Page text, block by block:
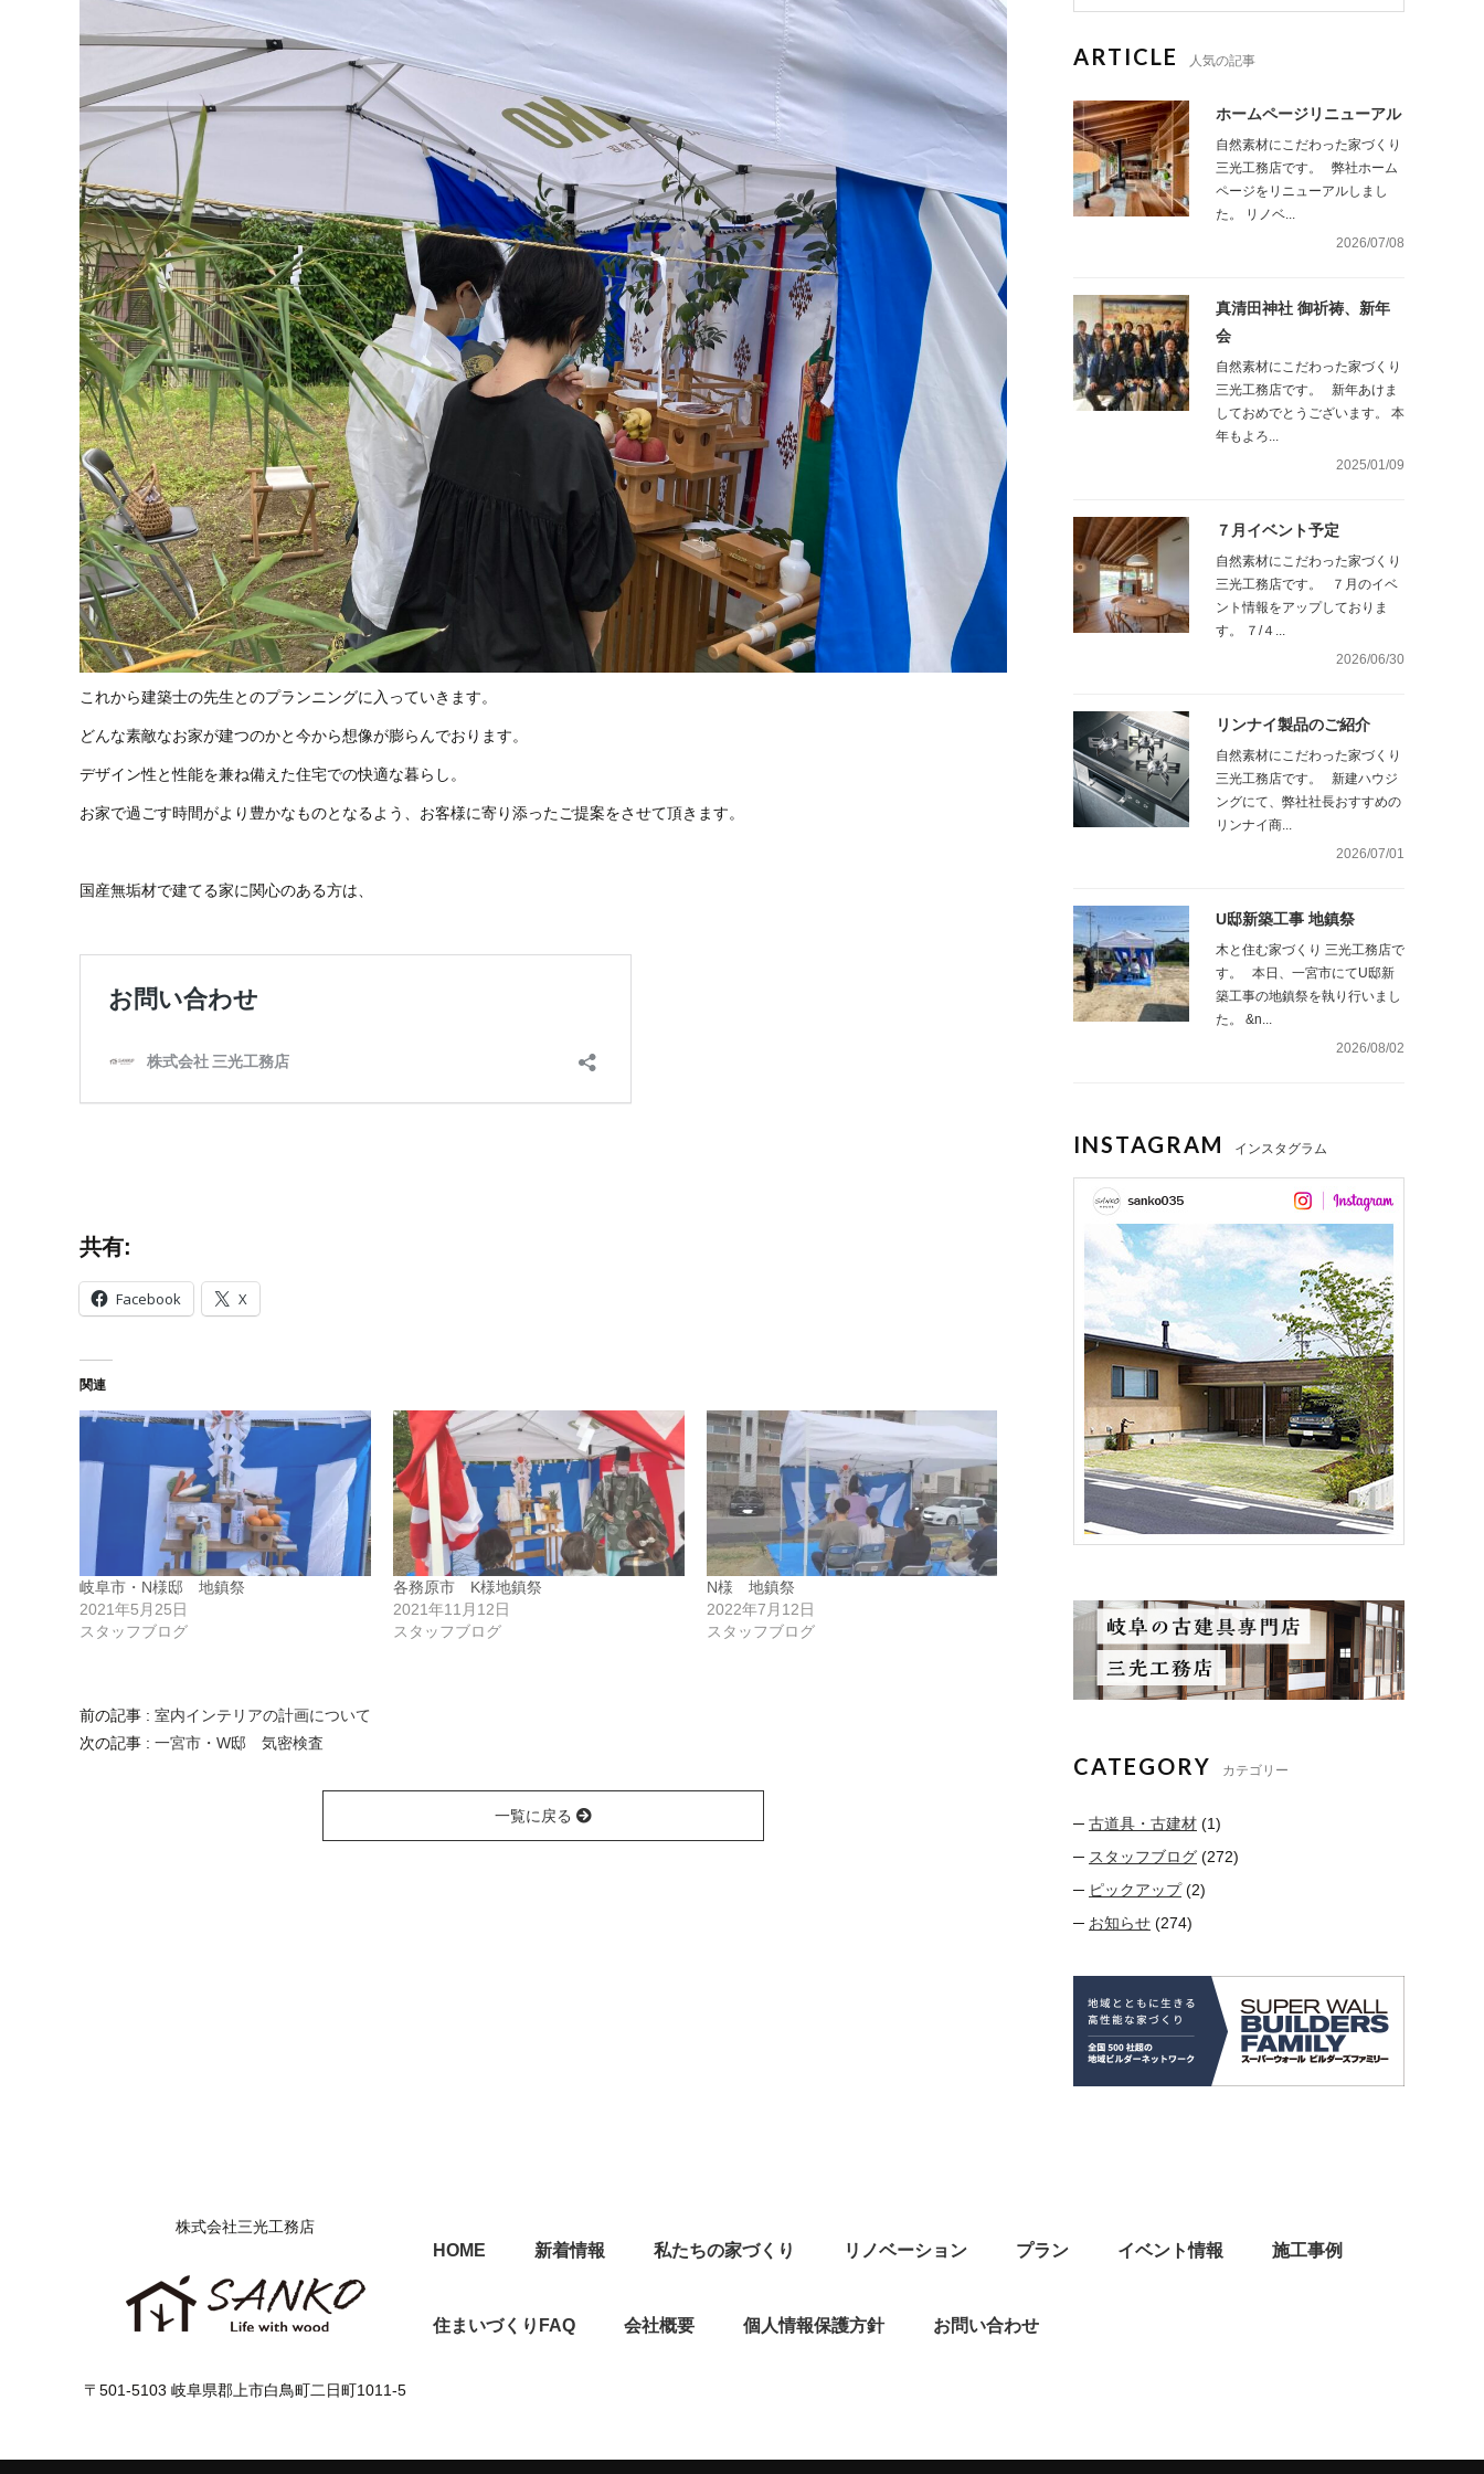
これから建築士の先生とのプランニングに入っていきます。
どんな素敵なお家が建つのかと今から想像が膨らんでおります。
デザイン性と性能を兼ね備えた住宅での快適な暮らし。
お家で過ごす時間がより豊かなものとなるよう、お客様に寄り添ったご提案をさせて頂きます。
国産無垢材で建てる家に関心のある方は、
共有:
Facebook X
関連
岐阜市・N様邸 地鎮祭
2021年5月25日
スタッフブログ
各務原市 K様地鎮祭
2021年11月12日
スタッフブログ
N様 地鎮祭
2022年7月12日
スタッフブログ
前の記事 : 室内インテリアの計画について
次の記事 : 一宮市・W邸 気密検査
一覧に戻る
ARTICLE 人気の記事
ホームページリニューアル
自然素材にこだわった家づくり
三光工務店です。 弊社ホーム
ページをリニューアルしまし
た。 リノベ...
2026/07/08
真清田神社 御祈祷、新年
会
自然素材にこだわった家づくり
三光工務店です。 新年あけま
しておめでとうございます。 本
年もよろ...
2025/01/09
７月イベント予定
自然素材にこだわった家づくり
三光工務店です。 ７月のイベ
ント情報をアップしておりま
す。 ７/４...
2026/06/30
リンナイ製品のご紹介
自然素材にこだわった家づくり
三光工務店です。 新建ハウジ
ングにて、弊社社長おすすめの
リンナイ商...
2026/07/01
U邸新築工事 地鎮祭
木と住む家づくり 三光工務店で
す。 本日、一宮市にてU邸新
築工事の地鎮祭を執り行いまし
た。 &n...
2026/08/02
INSTAGRAM インスタグラム
CATEGORY カテゴリー
古道具・古建材 (1)
スタッフブログ (272)
ピックアップ(2)
お知らせ (274)
HOME 新着情報 私たちの家づくり リノベーション プラン イベント情報 施工事例
住まいづくりFAQ 会社概要 個人情報保護方針 お問い合わせ
株式会社三光工務店
〒501-5103 岐阜県郡上市白鳥町二日町1011-5